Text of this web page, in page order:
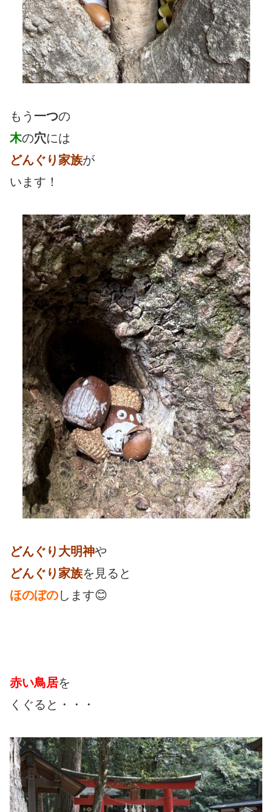
もう 一つの
木の穴には
どんぐり家族が
います！
どんぐり大明神や
どんぐり家族を見ると
ほのぼのします😊
赤い鳥居を
くぐると・・・